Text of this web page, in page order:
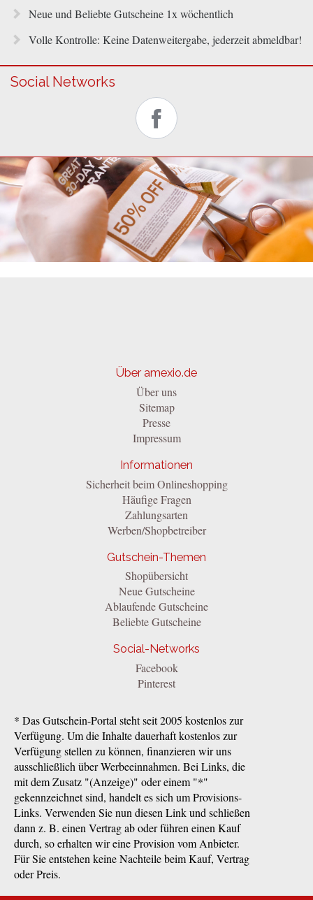
Neue und Beliebte Gutscheine 1x wöchentlich
Volle Kontrolle: Keine Datenweitergabe, jederzeit abmeldbar!
Social Networks
Über amexio.de
Über uns
Sitemap
Presse
Impressum
Informationen
Sicherheit beim Onlineshopping
Häufige Fragen
Zahlungsarten
Werben/Shopbetreiber
Gutschein-Themen
Shopübersicht
Neue Gutscheine
Ablaufende Gutscheine
Beliebte Gutscheine
Social-Networks
Facebook
Pinterest
* Das Gutschein-Portal steht seit 2005 kostenlos zur
Verfügung. Um die Inhalte dauerhaft kostenlos zur
Verfügung stellen zu können, finanzieren wir uns
ausschließlich über Werbeeinnahmen. Bei Links, die
mit dem Zusatz "(Anzeige)" oder einem "*"
gekennzeichnet sind, handelt es sich um Provisions-
Links. Verwenden Sie nun diesen Link und schließen
dann z. B. einen Vertrag ab oder führen einen Kauf
durch, so erhalten wir eine Provision vom Anbieter.
Für Sie entstehen keine Nachteile beim Kauf, Vertrag
oder Preis.